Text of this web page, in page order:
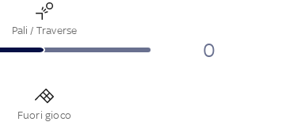
Pali / Traverse
0
Fuori gioco